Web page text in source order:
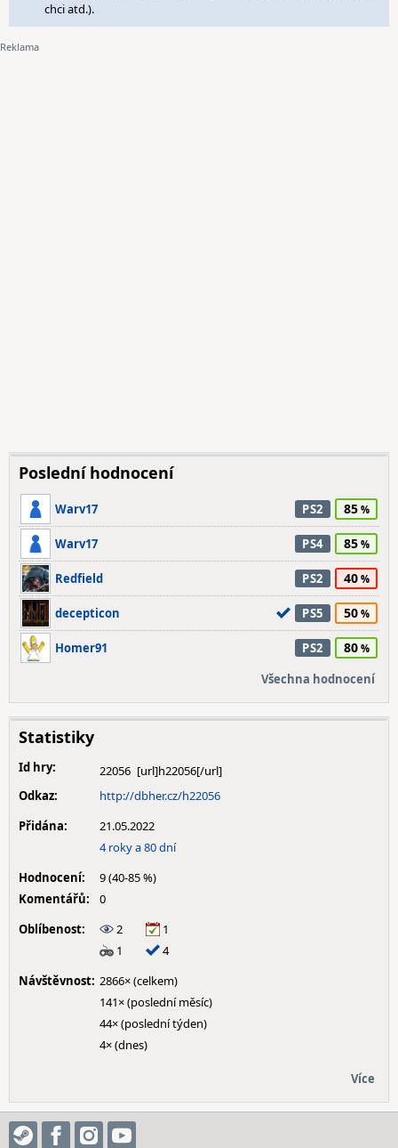
chci atd.).
Poslední hodnocení
Warv17 PS2 85
Warv17 PS4 85
Redfield PS2 40
decepticon PS5 50
Homer91 PS2 80
Všechna hodnocení
Statistiky
Id hry:
22056
Odkaz:
http://dbher.cz/h22056
Přidána:
21.05.2022
4 roky a 80 dní
Hodnocení:
9 (40-85 %)
Komentářů:
0
Oblíbenost:
2
1
1
4
Návštěvnost: 2866× (celkem)
141× (poslední měsíc)
44× (poslední týden)
4× (dnes)
Více